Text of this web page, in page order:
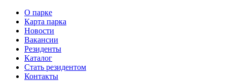
О парке
Карта парка
Новости
Вакансии
Резиденты
Каталог
Стать резидентом
Контакты